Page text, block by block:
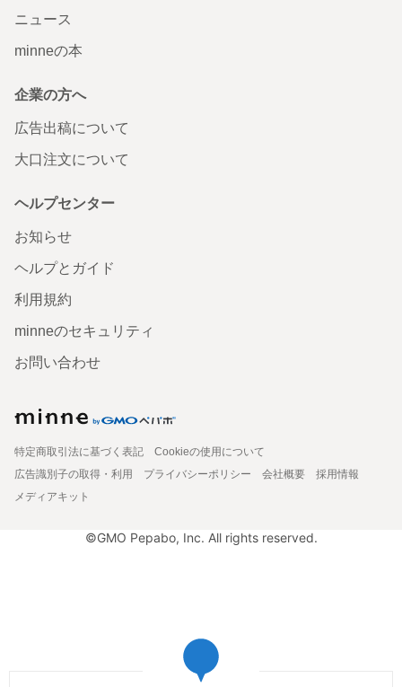
ニュース
minneの本
企業の方へ
広告出稿について
大口注文について
ヘルプセンター
お知らせ
ヘルプとガイド
利用規約
minneのセキュリティ
お問い合わせ
特定商取引法に基づく表記
Cookieの使用について
広告識別子の取得・利用
プライバシーポリシー 会社概要
採用情報
メディアキット
©GMO Pepabo, Inc. All rights reserved.